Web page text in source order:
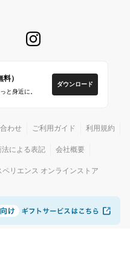
）
と身近に。
ダウンロード
わせ ご利用ガイド 利用規約
法による表記 会社概要
ペリエンス オンラインストア